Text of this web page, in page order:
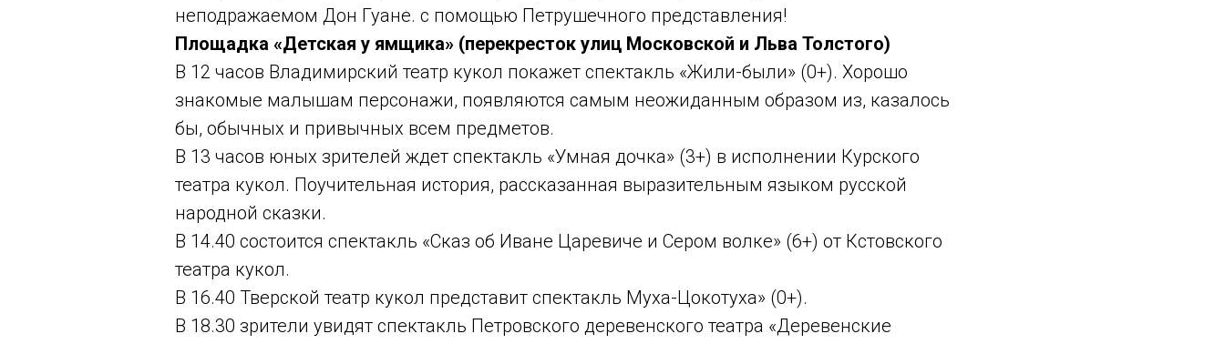
неподражаемом Дон Гуане. с помощью Петрушечного представления!
Площадка «Детская у ямщика» (перекресток улиц Московской и Льва Толстого)
В 12 часов Владимирский театр кукол покажет спектакль «Жили-были» (0+). Хорошо
знакомые малышам персонажи, появляются самым неожиданным образом из, казалось
бы, обычных и привычных всем предметов.
В 13 часов юных зрителей ждет спектакль «Умная дочка» (3+) в исполнении Курского
театра кукол. Поучительная история, рассказанная выразительным языком русской
народной сказки.
В 14.40 состоится спектакль «Сказ об Иване Царевиче и Сером волке» (6+) от Кстовского
театра кукол.
В 16.40 Тверской театр кукол представит спектакль Муха-Цокотуха» (0+).
В 18.30 зрители увидят спектакль Петровского деревенского театра «Деревенские